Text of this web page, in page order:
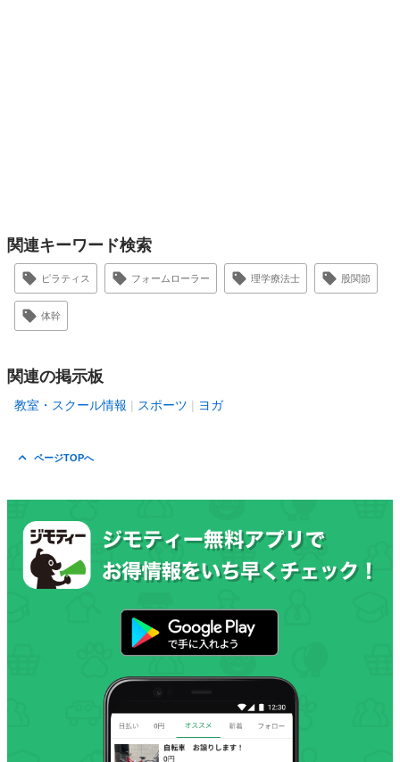
関連キーワード検索
ピラティス フォームローラー 理学療法士 股関節
体幹
関連の掲示板
教室・スクール情報 スポーツ ヨガ
ページTOPへ